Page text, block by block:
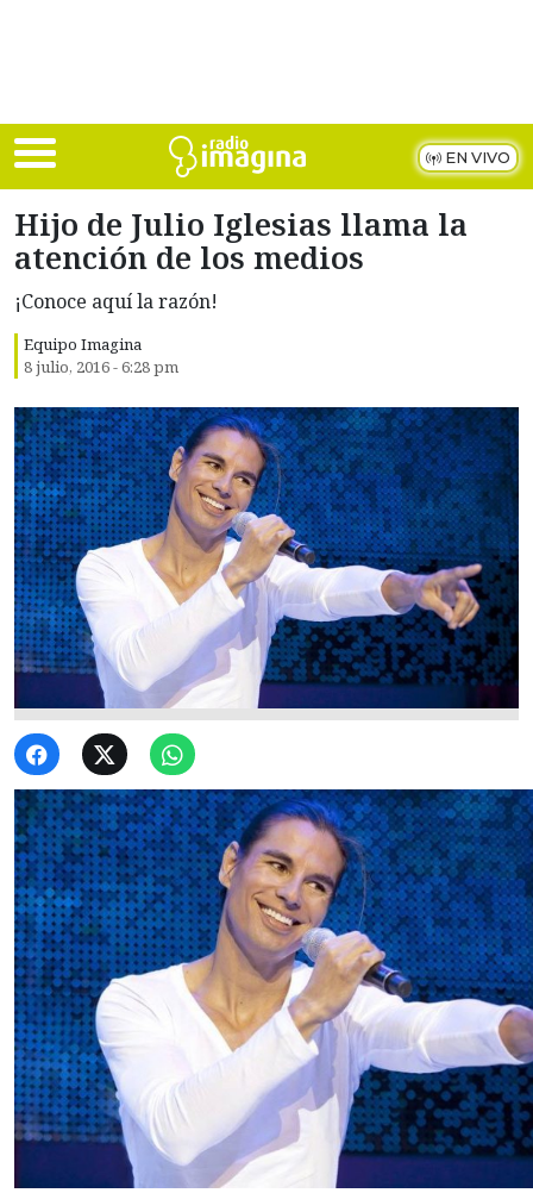
EN VIVO
Hijo de Julio Iglesias llama la
atención de los medios
¡Conoce aquí la razón!
Equipo Imagina
8 julio, 2016 - 6:28 pm